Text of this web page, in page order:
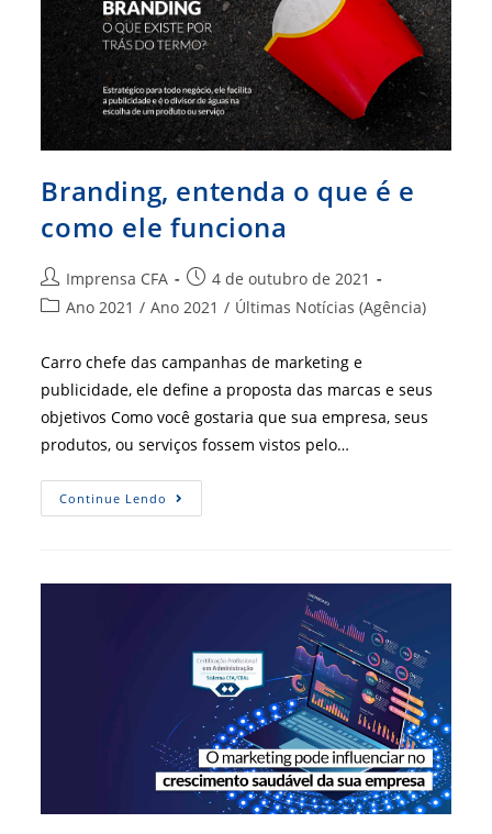
Branding, entenda o que é e
como ele funciona
Autor
do
Imprensa CFA
Post
publicado:
4 de outubro de 2021
Categoria
post:
Ano 2021 / Ano 2021 / Últimas Notícias (Agência)
Carro chefe das campanhas de marketing e
publicidade, ele define a proposta das marcas e seus
objetivos Como você gostaria que sua empresa, seus
produtos, ou serviços fossem vistos pelo…
Continue Lendo Branding,
Entenda
Como